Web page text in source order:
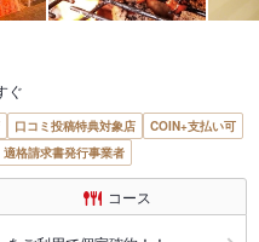
ぐ
口コミ投稿特典対象店
COIN+支払い可
適格請求書発行事業者
コース